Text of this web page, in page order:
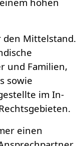
den Mittelstand.
und Familien,
sowie
im In-
einen